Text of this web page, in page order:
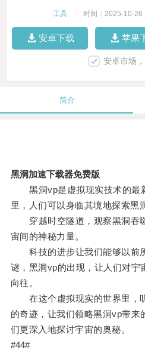
工具 时间：2025-10-26
安卓下载 苹果
安卓市场
简介
黑洞加速下载器免费版
黑洞vp是虚拟现实技术的最
里，人们可以身临其境地探索黑
穿越时空隧道，观察黑洞吞
宙间的神秘力量。
科技的进步让我们能够以前
谜，黑洞vp的出现，让人们对宇
向往。
在这个虚拟现实的世界里，
的奇迹，让我们领略黑洞vp带来
们更深入地探讨宇宙的奥秘。
#44#